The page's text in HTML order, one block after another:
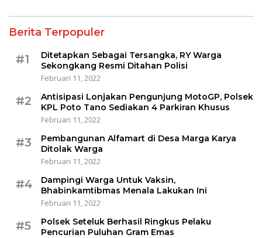
Berita Terpopuler
#1
Ditetapkan Sebagai Tersangka, RY Warga
Sekongkang Resmi Ditahan Polisi
Februari 11, 2022
#2
Antisipasi Lonjakan Pengunjung MotoGP, Polsek
KPL Poto Tano Sediakan 4 Parkiran Khusus
Februari 11, 2022
#3
Pembangunan Alfamart di Desa Marga Karya
Ditolak Warga
Februari 11, 2022
#4
Dampingi Warga Untuk Vaksin,
Bhabinkamtibmas Menala Lakukan Ini
Februari 11, 2022
#5
Polsek Seteluk Berhasil Ringkus Pelaku
Pencurian Puluhan Gram Emas